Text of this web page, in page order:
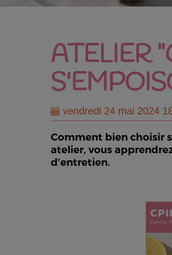
ATELIER
vendredi 24 mai 2024
Comment bien choisir
atelier, vous
d’entretien.